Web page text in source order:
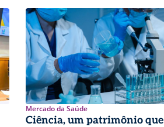
Mercado da Saúde
Ciência, um patrimônio que